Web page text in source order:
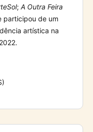
; A Outra Feira
participou de um
artística na